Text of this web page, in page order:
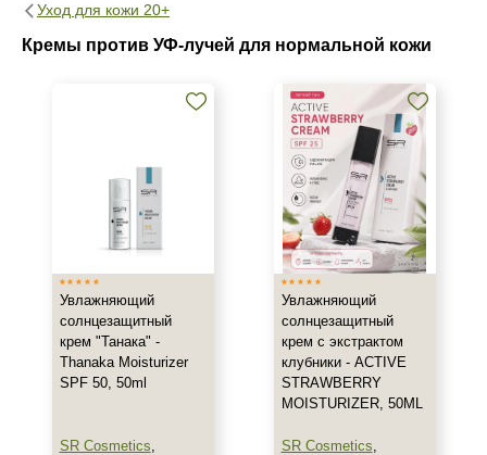
Уход для кожи 20+
Кремы против УФ-лучей для нормальной кожи
Показать еще
Тип товара
Крем
Гель
Увлажняющий
солнцезащитный
крем "Танака" -
Thanaka Moisturizer
SPF 50, 50ml
SR Cosmetics,
Увлажняющий
солнцезащитный
крем с экстрактом
клубники - ACTIVE
STRAWBERRY
MOISTURIZER, 50ML
SR Cosmetics,